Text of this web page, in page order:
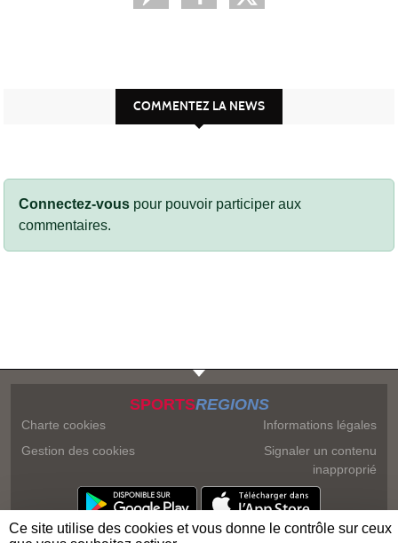
COMMENTEZ LA NEWS
Connectez-vous pour pouvoir participer aux
commentaires.
SPORTSREGIONS
Charte cookies
Gestion des cookies
Informations légales
Signaler un contenu
inapproprié
Ce site utilise des cookies et vous donne le contrôle sur ceux